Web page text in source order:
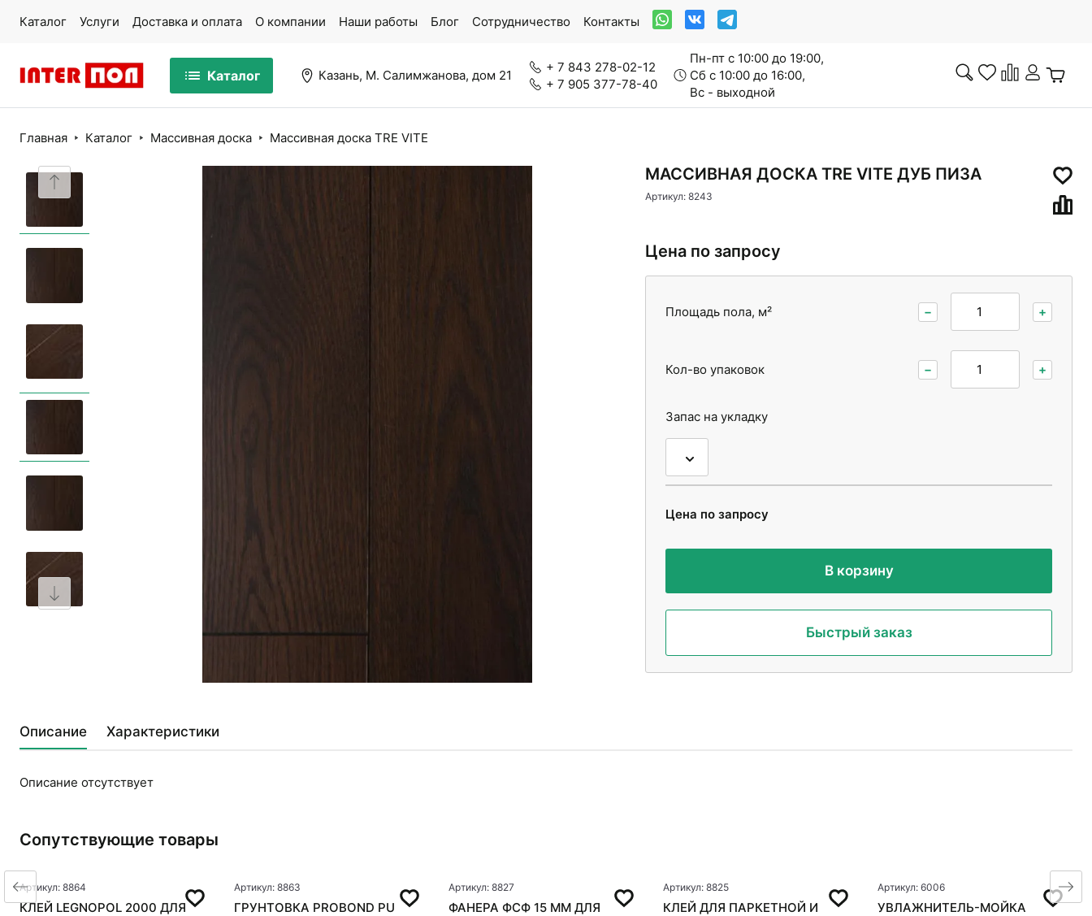
Каталог Услуги Доставка и оплата О компании Наши работы Блог Сотрудничество Контакты
Каталог Казань, М. Салимжанова, дом 21
+ 7 843 278-02-12
+ 7 905 377-78-40
Пн-пт с 10:00 до 19:00,
Сб с 10:00 до 16:00,
Вс - выходной
Паркетная доска Модульный паркет Инженерная доска
Паркетная химия
Главная Каталог Массивная доска Массивная доска TRE VITE
МАССИВНАЯ ДОСКА TRE VITE ДУБ ПИЗА
Артикул: 8243
Цена по запросу
Площадь пола, м² − +
Кол-во упаковок − +
Запас на укладку
Цена по запросу
В корзину
Быстрый заказ
Описание Характеристики
Описание отсутствует
Сопутствующие товары
Артикул: 8864
КЛЕЙ LEGNOPOL 2000 ДЛЯ
Артикул: 8863
ГРУНТОВКА PROBOND PU
Артикул: 8827
ФАНЕРА ФСФ 15 ММ ДЛЯ
Артикул: 8825
КЛЕЙ ДЛЯ ПАРКЕТНОЙ И
Артикул: 6006
УВЛАЖНИТЕЛЬ-МОЙКА